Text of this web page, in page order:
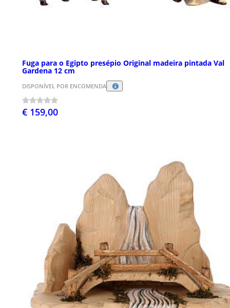
Fuga para o Egipto presépio Original madeira pintada Val
Gardena 12 cm
DISPONÍVEL POR ENCOMENDA
€ 159,00